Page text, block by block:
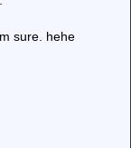
sure. hehe